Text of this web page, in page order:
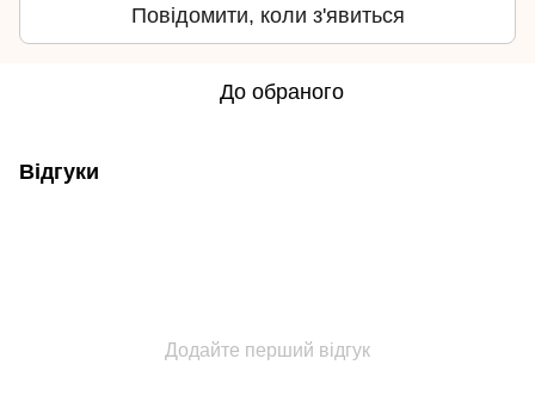
Повідомити, коли з'явиться
До обраного
Відгуки
Додайте перший відгук